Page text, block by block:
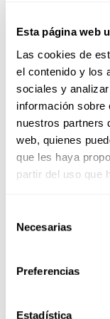
Esta página web
Las cookies de
el contenido y los
sociales y
información sobre
nuestros partners
web, quienes
que les haya
partir del uso que
Necesarias
Preferencias
Estadística
Suena a
Apenas está
La CoQ10, que
Dentro del